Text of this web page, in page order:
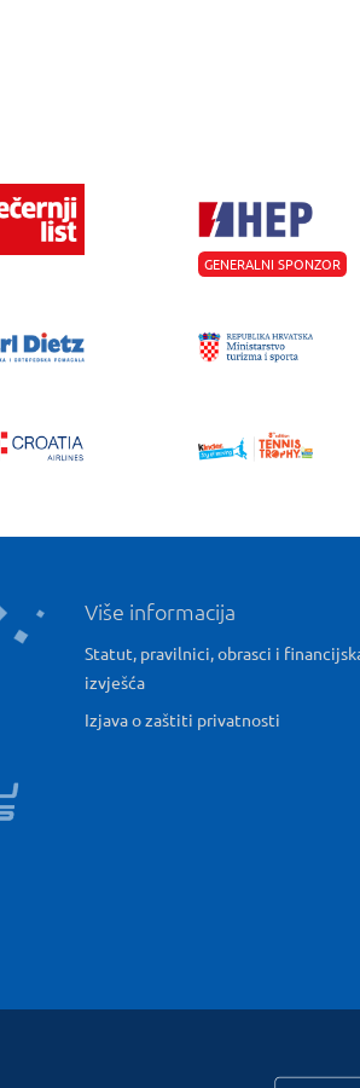
GENERALNI SPONZOR
Više informacija
Statut, pravilnici, obrasci i
izvješća
Izjava o zaštiti privatnosti